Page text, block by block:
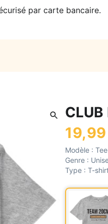
par carte bancaire.
CLUB
Modèle :
Genre :
Type : T-